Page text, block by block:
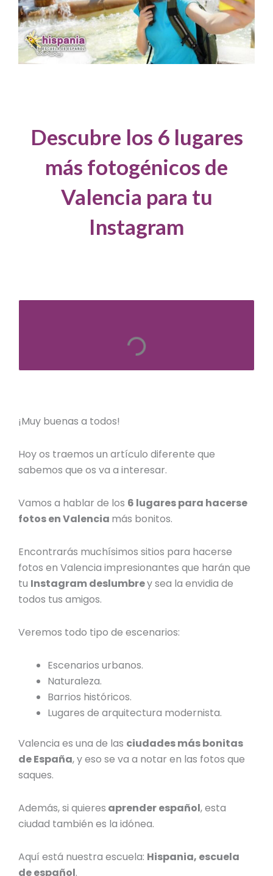
Descubre los 6 lugares
más fotogénicos de
Valencia para tu
Instagram
¡Muy buenas a todos!
Hoy os traemos un artículo diferente que
sabemos que os va a interesar.
Vamos a hablar de los 6 lugares para hacerse
fotos en Valencia más bonitos.
Encontrarás muchísimossitios para hacerse
fotos en Valencia impresionantes que harán que
tu Instagram deslumbrey sea la envidia de
todos tus amigos.
Veremos todo tipo de escenarios:
Escenarios urbanos.
Naturaleza.
Barrios históricos.
Lugares de arquitectura modernista.
Valencia es una de las ciudades más bonitas
de España, y eso se va a notar en las fotos que
saques.
Además, si quieres aprender español, esta
ciudad también es la idónea.
Aquí está nuestra escuela: Hispania, escuela
de español.